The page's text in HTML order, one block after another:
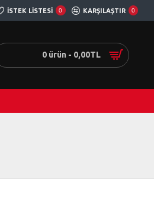
İSTEK LISTESI 0 KARŞILAŞTIR 0
0 ürün - 0,00TL